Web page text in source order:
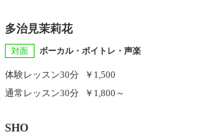
多治見茉莉花
対面 ボーカル・ボイトレ・声楽
体験レッスン30分
￥1,500
通常レッスン30分 ￥1,800～
SHO